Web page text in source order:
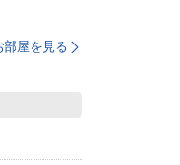
部屋を見る